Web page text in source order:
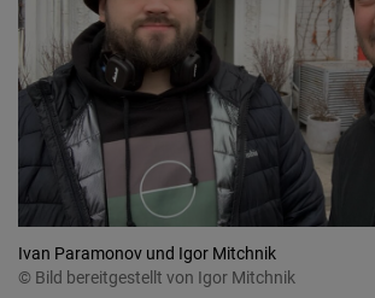
Ivan Paramonov und Igor Mitchnik
© Bild bereitgestellt von Igor Mitchnik